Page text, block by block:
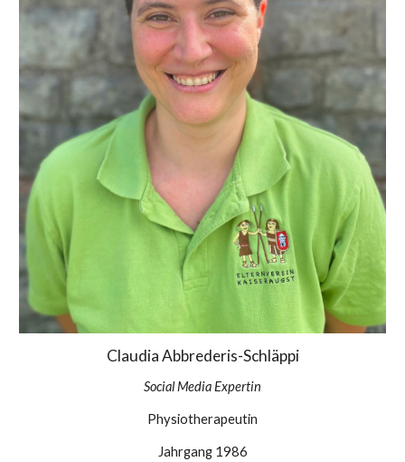
Claudia Abbrederis-Schläppi
Social Media Expertin
Physiotherapeutin
Jahrgang 1986